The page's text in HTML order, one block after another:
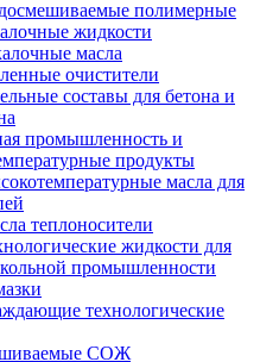
полимерные
жидкости
масла
очистители
составы для бетона и
промышленность и
продукты
масла для
теплоносители
жидкости для
промышленности
технологические
СОЖ